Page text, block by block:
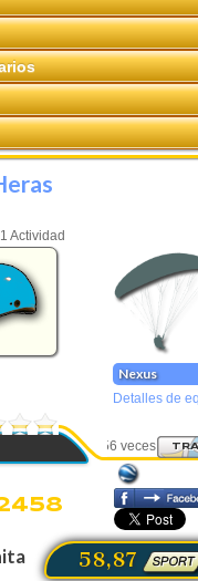
Actividad
Nexus
Detalles de
Visto 3456 veces
58,87